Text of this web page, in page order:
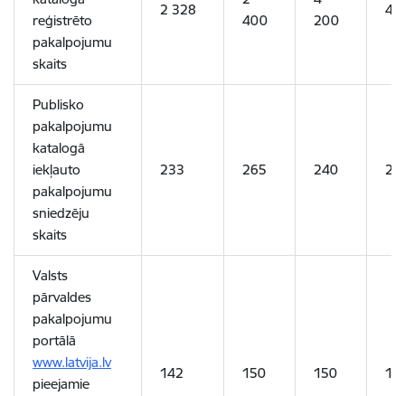
reģistrēto
pakalpojumu
skaits
2 328
400
200
4
Publisko
pakalpojumu
katalogā
iekļauto
pakalpojumu
sniedzēju
skaits
233 265 240
Valsts
pārvaldes
pakalpojumu
portālā
www.latvija.lv
pieejamie
142 150 150